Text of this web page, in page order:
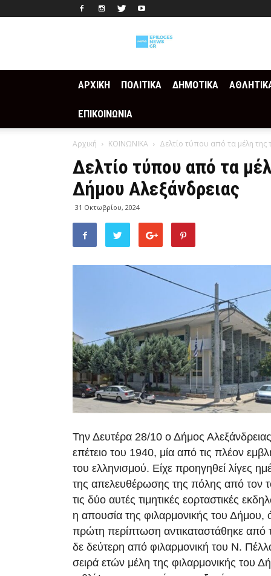
ΑΡΧΙΚΗ ΠΟΛΙΤΙΚΑ ΔΗΜΟΤΙΚΑ
ΕΠΙΚΟΙΝΩΝΙΑ
Αρχική ΚΟΙΝΩΝΙΚΑ Δελτίο τύπου από τα μέλη της
Δελτίο τύπου από τα
Δήμου Αλεξάνδρειας
31 Οκτωβρίου, 2024
Την Δευτέρα 28/10 ο Δήμος
επέτειο του 1940, μία από τις πλέον
του ελληνισμού. Είχε προηγηθεί λίγες
της απελευθέρωσης της πόλης από τον
τις δύο αυτές τιμητικές εορταστικές
η απουσία της φιλαρμονικής του Δήμου,
πρώτη περίπτωση αντικαταστάθηκε από
δε δεύτερη από φιλαρμονική του Ν.
σειρά ετών μέλη της φιλαρμονικής του